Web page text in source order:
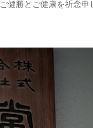
健勝とご健康を祈念申